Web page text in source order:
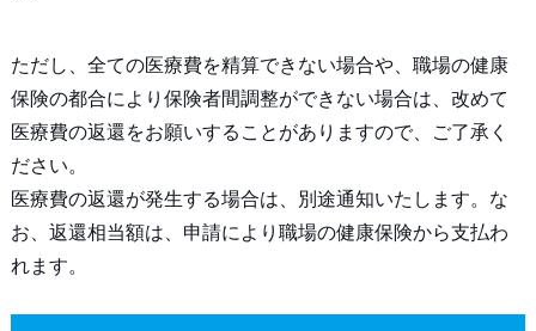
ただし、全ての医療費を精算できない場合や、職場の健康
保険の都合により保険者間調整ができない場合は、改めて
医療費の返還をお願いすることがありますので、ご了承く
ださい。
医療費の返還が発生する場合は、別途通知いたします。な
お、返還相当額は、申請により職場の健康保険から支払わ
れます。